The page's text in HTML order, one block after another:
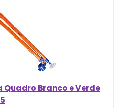
Quadro Branco e Verde